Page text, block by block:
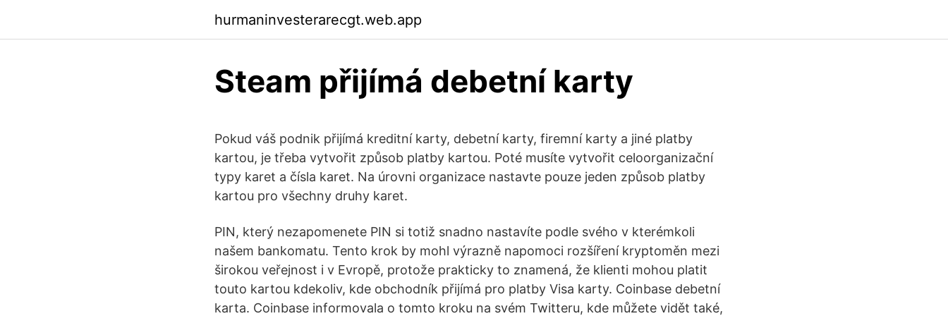
hurmaninvesterarecgt.web.app
Steam přijímá debetní karty
Pokud váš podnik přijímá kreditní karty, debetní karty, firemní karty a jiné platby
kartou, je třeba vytvořit způsob platby kartou. Poté musíte vytvořit celoorganizační
typy karet a čísla karet. Na úrovni organizace nastavte pouze jeden způsob platby
kartou pro všechny druhy karet.
PIN, který nezapomenete PIN si totiž snadno nastavíte podle svého v kterémkoli
našem bankomatu. Tento krok by mohl výrazně napomoci rozšíření kryptoměn mezi
širokou veřejnost i v Evropě, protože prakticky to znamená, že klienti mohou platit
touto kartou kdekoliv, kde obchodník přijímá pro platby Visa karty. Coinbase debetní
karta. Coinbase informovala o tomto kroku na svém Twitteru, kde můžete vidět také,